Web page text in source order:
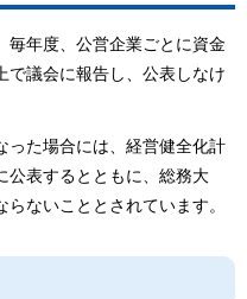
毎年度、公営企業ごとに資金
で議会に報告し、公表しなけ
った場合には、経営健全化計
公表するとともに、総務大
ないこととされています。